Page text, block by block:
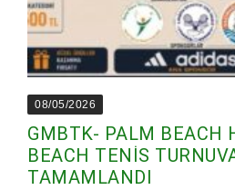
08/05/2026
GMBTK- PALM BEACH
BEACH TENİS
TAMAMLANDI